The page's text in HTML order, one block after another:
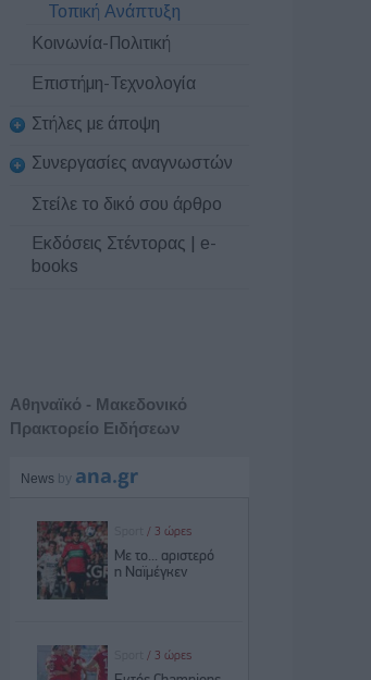
Τοπική Ανάπτυξη
Κοινωνία-Πολιτική
Επιστήμη-Τεχνολογία
Στήλες με άποψη
Συνεργασίες αναγνωστών
Στείλε το δικό σου άρθρο
Εκδόσεις Στέντορας | e-
books
Αθηναϊκό - Μακεδονικό
Πρακτορείο Ειδήσεων